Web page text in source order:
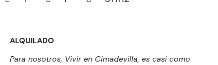
ALQUILADO
Para nosotros, Vivir en Cimadevilla, es casi como